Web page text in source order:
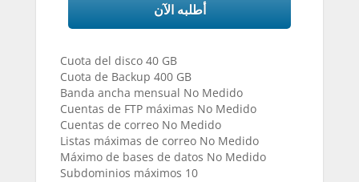
أطلبه الآن
Cuota del disco 40 GB
Cuota de Backup 400 GB
Banda ancha mensual No Medido
Cuentas de FTP máximas No Medido
Cuentas de correo No Medido
Listas máximas de correo No Medido
Máximo de bases de datos No Medido
Subdominios máximos 10